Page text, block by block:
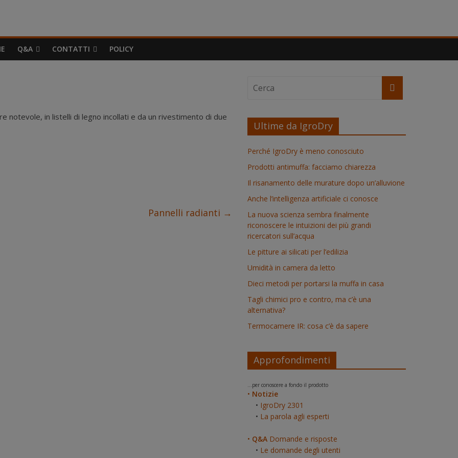
Q&A CONTATTI POLICY
notevole, in listelli di legno incollati e da un rivestimento di due
Pannelli radianti →
Ultime da IgroDry
Perché IgroDry è meno conosciuto
Prodotti antimuffa: facciamo chiarezza
Il risanamento delle murature dopo un’alluvione
Anche l’intelligenza artificiale ci conosce
La nuova scienza sembra finalmente
riconoscere le intuizioni dei più grandi
ricercatori sull’acqua
Le pitture ai silicati per l’edilizia
Umidità in camera da letto
Dieci metodi per portarsi la muffa in casa
Tagli chimici pro e contro, ma c’è una
alternativa?
Termocamere IR: cosa c’è da sapere
Approfondimenti
...per conoscere a fondo il prodotto
• Notizie
• IgroDry 2301
• La parola agli esperti
• Q&A Domande e risposte
• Le domande degli utenti